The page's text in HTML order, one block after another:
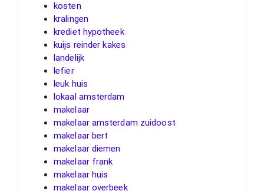
kosten
kralingen
krediet hypotheek
kuijs reinder kakes
landelijk
lefier
leuk huis
lokaal amsterdam
makelaar
makelaar amsterdam zuidoost
makelaar bert
makelaar diemen
makelaar frank
makelaar huis
makelaar overbeek